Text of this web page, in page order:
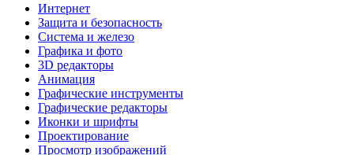
Интернет
Защита и безопасность
Система и железо
Графика и фото
3D редакторы
Анимация
Графические инструменты
Графические редакторы
Иконки и шрифты
Проектирование
Просмотр изображений